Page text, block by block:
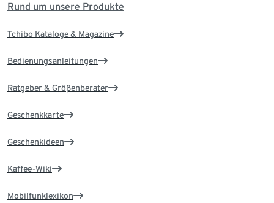
Rund um unsere Produkte
Tchibo Kataloge & Magazine
Bedienungsanleitungen
Ratgeber & Größenberater
Geschenkkarte
Geschenkideen
Kaffee-Wiki
Mobilfunklexikon